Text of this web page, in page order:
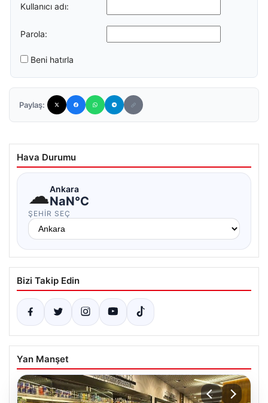
Kullanıcı adı:
Parola:
Beni hatırla
Paylaş:
Hava Durumu
☁Ankara
NaN°C
ŞEHIR SEÇ
Bizi Takip Edin
Yan Manşet